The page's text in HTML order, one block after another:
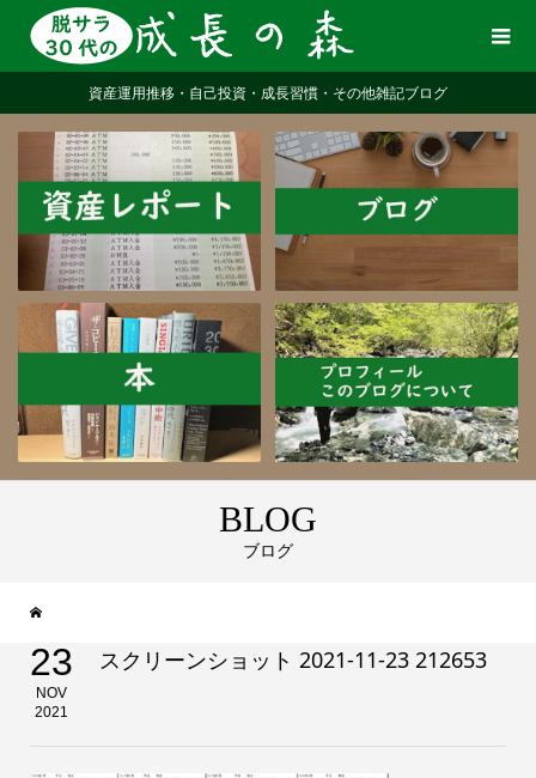
資産運用推移・自己投資・成長習慣・その他雑記ブログ
BLOG
ブログ
23
NOV
2021
スクリーンショット 2021-11-23 212653